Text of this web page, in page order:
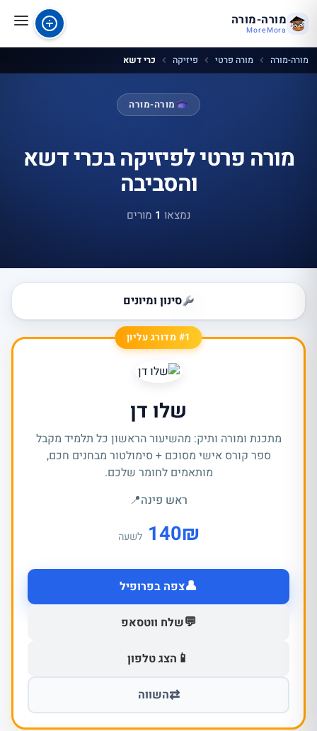
מורה-מורה
MoreMora
מורה-מורה מורה פרטי פיזיקה כרי דשא
מורה-מורה
מורה פרטי לפיזיקה בכרי דשא
והסביבה
נמצאו 1 מורים
סינון ומיונים
#1 מדורג עליון
שלו דן
מתכנת ומורה ותיק: מהשיעור הראשון כל תלמיד מקבל
ספר קורס אישי מסוכם + סימולטור מבחנים חכם,
מותאמים לחומר שלכם.
ראש פינה📍
₪
140 לשעה
👤צפה בפרופיל
💬שלח ווטסאפ
📱 הצג טלפון
⇄השווה